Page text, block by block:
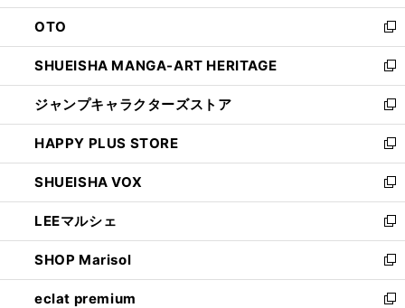
ウ
で
開
く
ン
ド
ウ
で
開
く
OTO
新
し
い
ウ
ィ
ン
ド
ウ
で
開
く
SHUEISHA MANGA-ART HERITAGE
新
し
い
ウ
ィ
ン
ド
ウ
で
開
く
ジャンプキャラクターズストア
新
し
い
ウ
ィ
ン
ド
ウ
で
開
く
HAPPY PLUS STORE
新
し
い
ウ
ィ
ン
ド
ウ
で
SHUEISHA VOX
新
し
い
ウ
ィ
ン
ド
LEEマルシェ
新
し
い
ウ
ィ
SHOP Marisol
新
し
い
eclat premium
新